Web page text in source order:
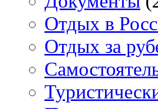
Отдых в
Отдых за